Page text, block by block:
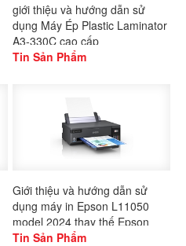
giới thiệu và hướng dẫn sử
dụng Máy Ép Plastic Laminator
A3-330C cao cấp
Tin Sản Phẩm
Giới thiệu và hướng dẫn sử
dụng máy in Epson L11050
model 2024 thay thế Epson
L1300
Tin Sản Phẩm